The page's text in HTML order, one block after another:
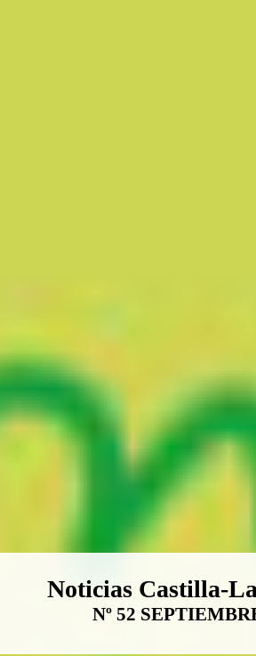
Boletín Noticias
Noticias Castilla-
Nº 52